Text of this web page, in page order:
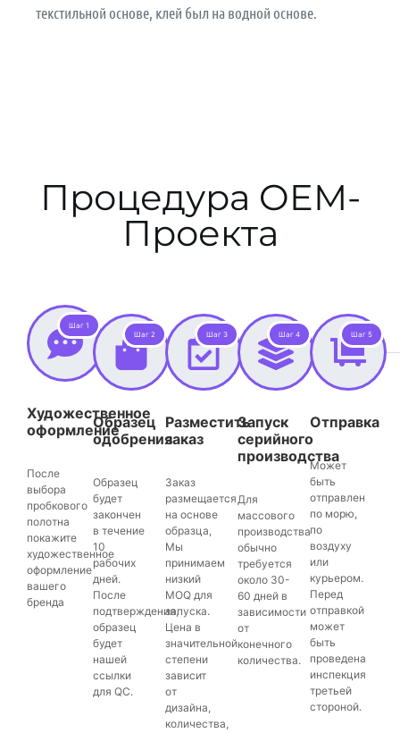
текстильной основе, клей был на водной основе.
Процедура OEM-
Проекта
Шаг 1
Художественное
оформление
После
выбора
пробкового
полотна
покажите
художественное
оформление
вашего
бренда
Шаг 2
Образец
одобрения
Образец
будет
закончен
в течение
10
рабочих
дней.
После
подтверждения,
образец
будет
нашей
ссылки
для QC.
Шаг 3
Разместить
заказ
Заказ
размещается
на основе
образца,
Мы
принимаем
низкий
MOQ для
запуска.
Цена в
значительной
степени
зависит
от
дизайна,
количества,
Шаг 4
Запуск
серийного
производства
Для
массового
производства
обычно
требуется
около 30-
60 дней в
зависимости
от
конечного
количества.
Шаг 5
Отправка
Может
быть
отправлен
по морю,
по
воздуху
или
курьером.
Перед
отправкой
может
быть
проведена
инспекция
третьей
стороной.